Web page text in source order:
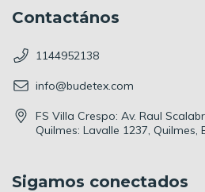
Contactános
1144952138
info@budetex.com
FS Villa Crespo: Av. Raul
Quilmes: Lavalle 1237, Quilmes,
Sigamos conectados